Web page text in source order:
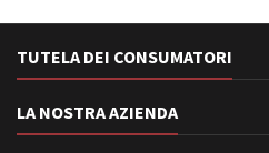
TUTELA DEI CONSUMATORI
LA NOSTRA AZIENDA